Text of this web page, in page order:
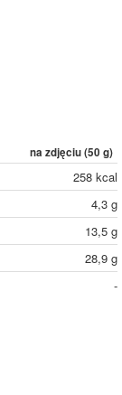
na zdjęciu (50 g)
258 kcal
4,3 g
13,5 g
28,9 g
-